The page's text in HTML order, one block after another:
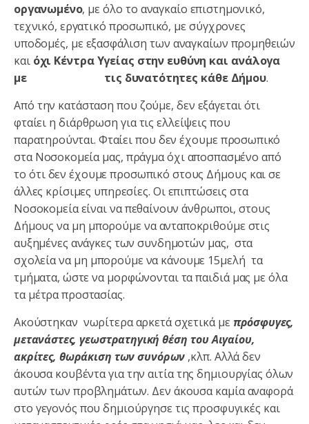
οργανωμένο, με όλο το αναγκαίο επιστημονικό,
τεχνικό, εργατικό προσωπικό, με σύγχρονες
υποδομές, με εξασφάλιση των αναγκαίων προμηθειών
και όχι Κέντρα Υγείας στην ευθύνη και ανάλογα
με τις δυνατότητες κάθε Δήμου.
Από την κατάσταση που ζούμε, δεν εξάγεται ότι
φταίει η διάρθρωση για τις ελλείψεις που
παρατηρούνται. Φταίει που δεν έχουμε προσωπικό
στα Νοσοκομεία μας, πράγμα όχι αποσπασμένο από
το ότι δεν έχουμε προσωπικό στους Δήμους και σε
άλλες κρίσιμες υπηρεσίες. Οι επιπτώσεις στα
Νοσοκομεία είναι να πεθαίνουν άνθρωποι, στους
Δήμους να μη μπορούμε να ανταποκριθούμε στις
αυξημένες ανάγκες των συνδημοτών μας, στα
σχολεία να μη μπορούμε να κάνουμε 15μελή τα
τμήματα, ώστε να μορφώνονται τα παιδιά μας με όλα
τα μέτρα προστασίας.
Ακούστηκαν νωρίτερα αρκετά σχετικά μεπρόσφυγες,
μετανάστες, γεωστρατηγική θέση του Αιγαίου,
ακρίτες, θωράκιση των συνόρων ,κλπ. Αλλά δεν
άκουσα κουβέντα για την αιτία της δημιουργίας όλων
αυτών των προβλημάτων. Δεν άκουσα καμία αναφορά
στο γεγονός που δημιούργησε τις προσφυγικές και